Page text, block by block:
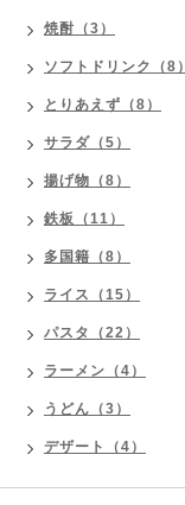
焼酎（3）
ソフトドリンク（8）
とりあえず（8）
サラダ（5）
揚げ物（8）
鉄板（11）
多国籍（8）
ライス（15）
パスタ（22）
ラーメン（4）
うどん（3）
デザート（4）